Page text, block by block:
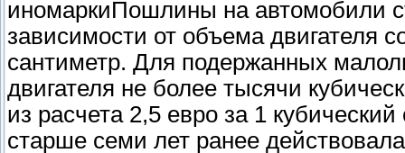
иномаркиПошлины на автомобили
зависимости от объема двигателя
сантиметр. Для подержанных
двигателя не более тысячи
из расчета 2,5 евро за 1
старше семи лет ранее